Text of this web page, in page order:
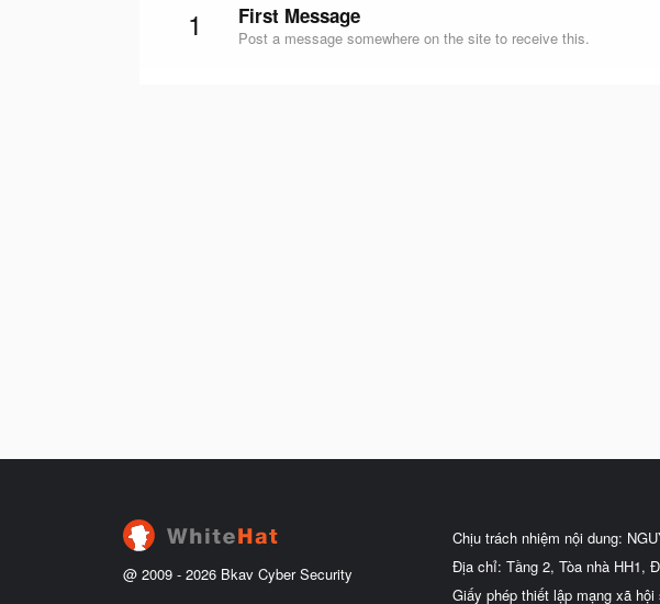
1 First Message
Post a message somewhere on the site to receive this.
@ 2009 - 2026 Bkav Cyber Security
Chịu trách nhiệm nội dung:
Địa chỉ: Tầng 2, Tòa nhà HH1,
Giấy phép thiết lập mạng xã